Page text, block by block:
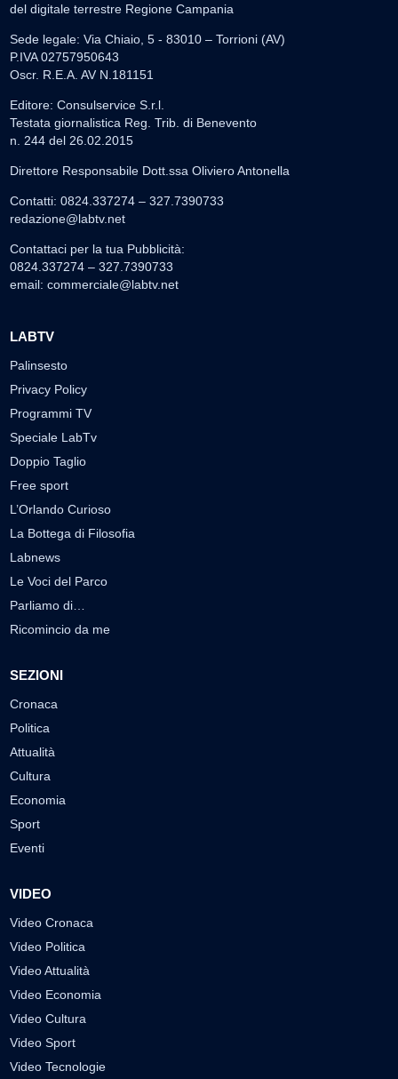
del digitale terrestre Regione Campania
Sede legale: Via Chiaio, 5 - 83010 – Torrioni (AV)
P.IVA 02757950643
Oscr. R.E.A. AV N.181151
Editore: Consulservice S.r.l.
Testata giornalistica Reg. Trib. di Benevento
n. 244 del 26.02.2015
Direttore Responsabile Dott.ssa Oliviero Antonella
Contatti: 0824.337274 – 327.7390733
redazione@labtv.net
Contattaci per la tua Pubblicità:
0824.337274 – 327.7390733
email: commerciale@labtv.net
LABTV
Palinsesto
Privacy Policy
Programmi TV
Speciale LabTv
Doppio Taglio
Free sport
L’Orlando Curioso
La Bottega di Filosofia
Labnews
Le Voci del Parco
Parliamo di…
Ricomincio da me
SEZIONI
Cronaca
Politica
Attualità
Cultura
Economia
Sport
Eventi
VIDEO
Video Cronaca
Video Politica
Video Attualità
Video Economia
Video Cultura
Video Sport
Video Tecnologie